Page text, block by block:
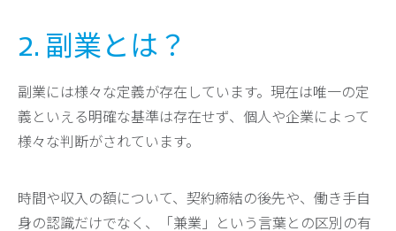
2. 副業とは？
副業には様々な定義が存在しています。現在は唯一の定
義といえる明確な基準は存在せず、個人や企業によって
様々な判断がされています。
時間や収入の額について、契約締結の後先や、働き手自
身の認識だけでなく、「兼業」という言葉との区別の有